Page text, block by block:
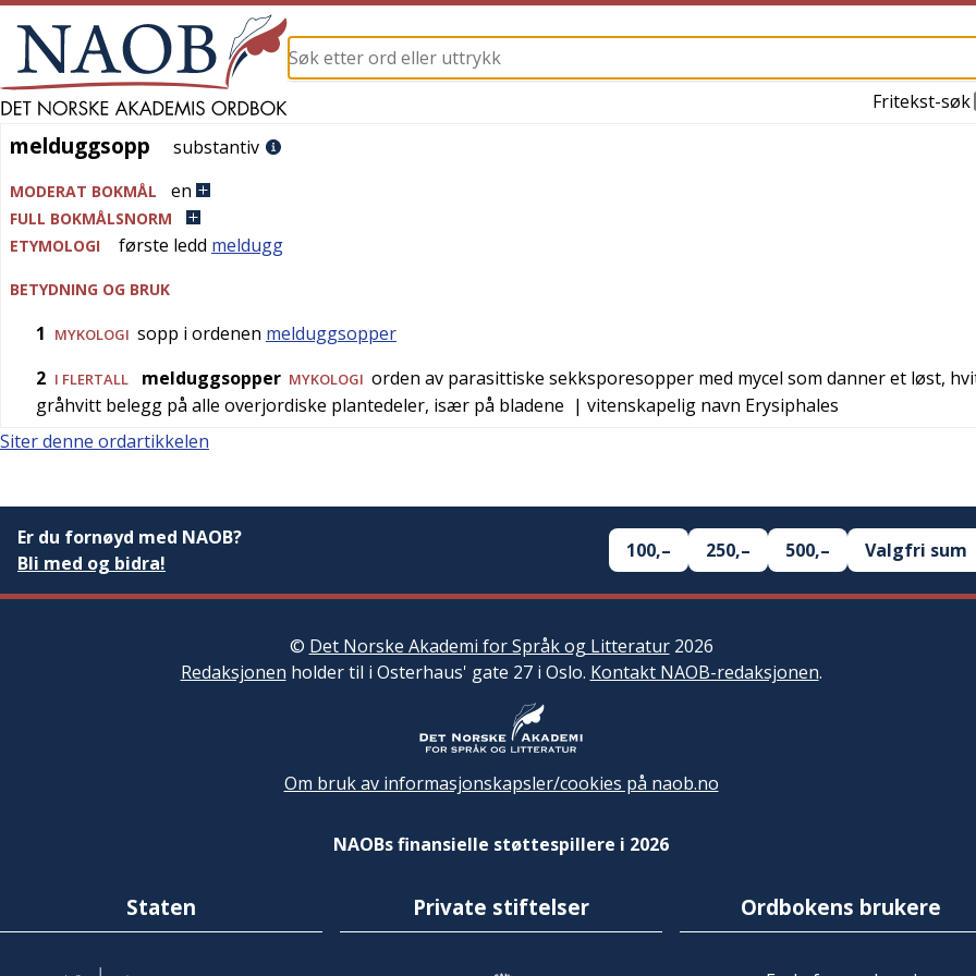
Fritekst-søk
melduggsopp
melduggsopp substantiv
MODERAT BOKMÅL en
FULL BOKMÅLSNORM
ETYMOLOGI
første ledd meldugg
BETYDNING OG BRUK
1 MYKOLOGI sopp i ordenen melduggsopper
2 I FLERTALL melduggsopper MYKOLOGI orden av parasittiske sekksporesopper med mycel som danner et løst,
gråhvitt belegg på alle overjordiske plantedeler, især på bladene | vitenskapelig navn Erysiphales
Siter denne ordartikkelen
Er du fornøyd med NAOB?
Bli med og bidra!
100,– 250,– 500,– Valgfri sum
© Det Norske Akademi for Språk og Litteratur2026
Redaksjonen holder til i Osterhaus' gate 27 i Oslo. Kontakt NAOB-redaksjonen.
Om bruk av informasjonskapsler/cookies på naob.no
NAOBs finansielle støttespillere i 2026
Staten Private stiftelser Ordbokens brukere